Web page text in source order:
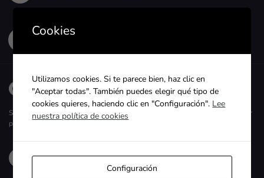
Horario Comercial
Servicios de Internet, Fibra Óptica, Telefonía y Televisión de calidad y al mejor
precio.
Cookies
Utilizamos cookies. Si te parece bien, haz clic en
"Aceptar todas". También puedes elegir qué tipo de
cookies quieres, haciendo clic en "Configuración". Lee
nuestra política de cookies
Configuración